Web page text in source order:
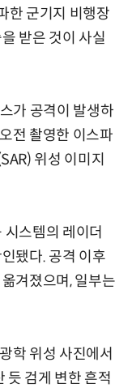
한 군기지 비행장
받은 것이 사실
가 공격이 발생하
전 촬영한 이스파
위성 이미지
스템의 레이더
됐다. 공격 이후
겨졌으며, 일부는
학 위성 사진에서
듯 검게 변한 흔적